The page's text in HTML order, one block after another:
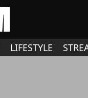
LIFESTYLE